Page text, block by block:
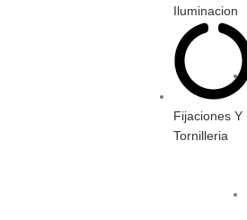
Iluminacion
Fijaciones Y
Tornilleria